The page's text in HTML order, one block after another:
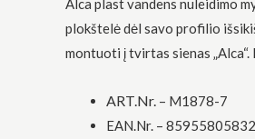
Alca plast vandens nuleidimo
plokštelė dėl savo profilio
montuoti į tvirtas sienas
ART.Nr. – M1878-7
EAN.Nr. –
naudojama.